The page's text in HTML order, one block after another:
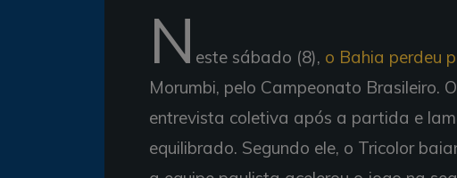
N este sábado (8), o Bahia perdeu
Morumbi, pelo Campeonato Brasileiro.
entrevista coletiva após a partida e
equilibrado. Segundo ele, o Tricolor